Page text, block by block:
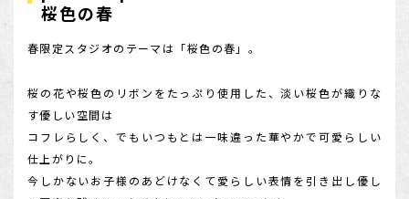
桜色の春
春限定スタジオのテーマは「桜色の春」。
桜の花や桜色のリボンをたっぷり使用した、淡い桜色が織りな
す優しい空間は
コフレらしく、でもいつもとは一味違った華やかで可愛らしい
仕上がりに。
今しかないお子様のあどけなくて愛らしい表情を引き出し優し